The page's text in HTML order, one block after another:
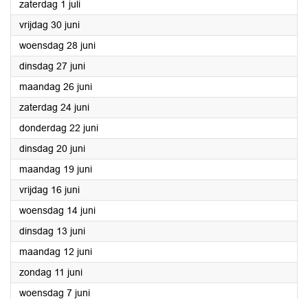
zaterdag 1 juli2023
vrijdag 30 juni2023
woensdag 28 juni2023
dinsdag 27 juni2023
maandag 26 juni2023
zaterdag 24 juni2023
donderdag 22 juni2023
dinsdag 20 juni2023
maandag 19 juni2023
vrijdag 16 juni2023
woensdag 14 juni2023
dinsdag 13 juni2023
maandag 12 juni2023
zondag 11 juni2023
woensdag 7 juni2023